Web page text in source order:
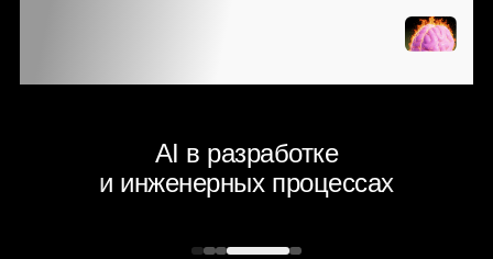
AI в разработке
и инженерных процессах